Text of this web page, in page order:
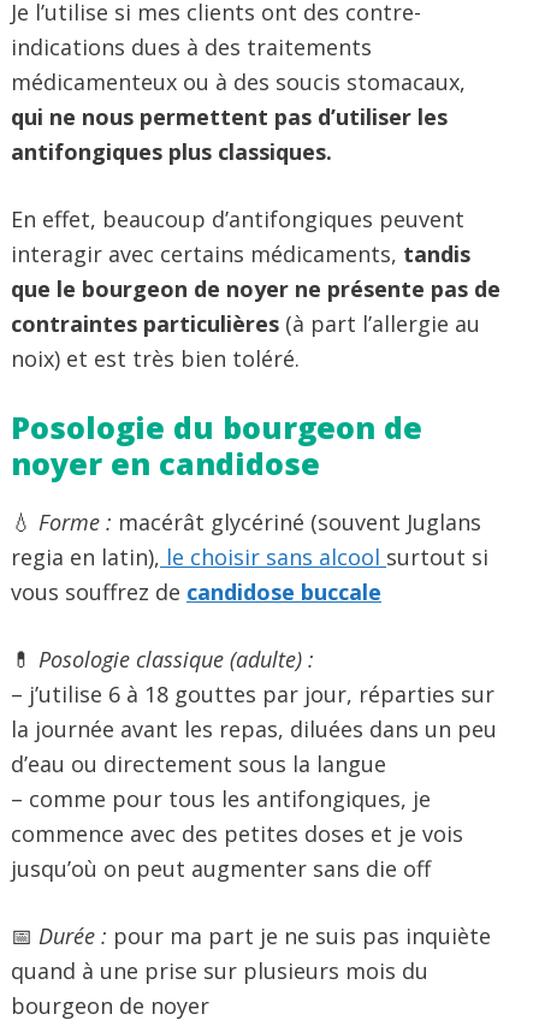
Je l’utilise si mes clients ont des contre-
indications dues à des traitements
médicamenteux ou à des soucis stomacaux,
qui ne nous permettent pas d’utiliser les
antifongiques plus classiques.
En effet, beaucoup d’antifongiques peuvent
interagir avec certains médicaments, tandis
que le bourgeon de noyer ne présente pas de
contraintes particulières (à part l’allergie au
noix) et est très bien toléré.
Posologie du bourgeon de
noyer en candidose
💧 Forme : macérât glycériné (souvent Juglans
regia en latin), le choisir sans alcool surtout si
vous souffrez de candidose buccale
💊 Posologie classique (adulte) :
– j’utilise 6 à 18 gouttes par jour, réparties sur
la journée avant les repas, diluées dans un peu
d’eau ou directement sous la langue
– comme pour tous les antifongiques, je
commence avec des petites doses et je vois
jusqu’où on peut augmenter sans die off
📅 Durée : pour ma part je ne suis pas inquiète
quand à une prise sur plusieurs mois du
bourgeon de noyer